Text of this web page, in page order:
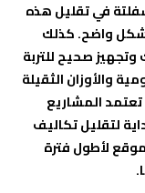
في تقليل هذه
واضح. كذلك
صحيح للتربة
والأوزان الثقيلة
المشاريع
لتقليل تكاليف
لأطول فترة